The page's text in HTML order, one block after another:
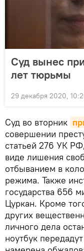
Суд вынес
лет тюрьмы
29 декабря 2020,
Суд во вторник
совершении
статьей 276 УК
виде лишения
отбыванием в
режима. Также
государства 656
Цуркан. Кроме
других
личного дела
ноутбук